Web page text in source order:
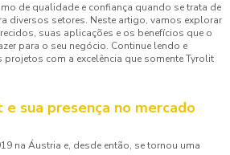
de qualidade e confiança quando se trata de
diversos setores. Neste artigo, vamos explorar
suas aplicações e os benefícios que o
para o seu negócio. Continue lendo e
projetos com a excelência que somente Tyrolit
sua presença no mercado
na Áustria e, desde então, se tornou uma